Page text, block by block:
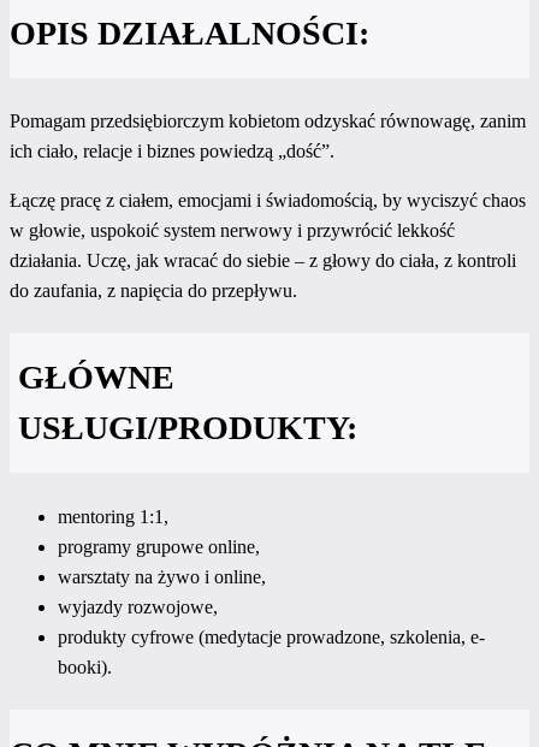
OPIS DZIAŁALNOŚCI:
Pomagam przedsiębiorczym kobietom odzyskać równowagę, zanim
ich ciało, relacje i biznes powiedzą „dość”.
Łączę pracę z ciałem, emocjami i świadomością, by wyciszyć chaos
w głowie, uspokoić system nerwowy i przywrócić lekkość
działania. Uczę, jak wracać do siebie – z głowy do ciała, z kontroli
do zaufania, z napięcia do przepływu.
GŁÓWNE
USŁUGI/PRODUKTY:
mentoring 1:1,
programy grupowe online,
warsztaty na żywo i online,
wyjazdy rozwojowe,
produkty cyfrowe (medytacje prowadzone, szkolenia, e-
booki).